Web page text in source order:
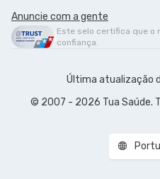
Anuncie com a gente
Este selo certifica que o
confiança.
Última atualização
© 2007 - 2026 Tua Saúde.